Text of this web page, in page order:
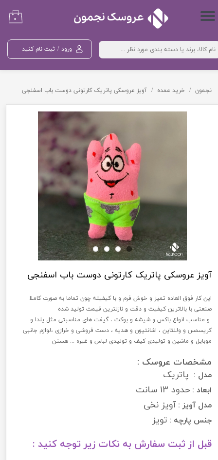
ورود / ثبت نام کنید
حساب کاربری من
تغییر گذر واژه
خروج از حساب کاربری
۰
نجمون خرید عمده آویز عروسکی پاتریک کارتونی دوست باب اسفنجی
آویز عروسکی پاتریک کارتونی دوست باب اسفنجی
این کار فوق العاده تمیز و خوش فرم و با کیفیته چون تماما به صورت کاملا
صنعتی با بالاترین کیفیت و دقت و نازلترین قیمت تولید شده
و مناسب انواع باکس و شیشه و بوکت ، گیفت های مناسبتی مثل یلدا و
کریسمس و ولنتاین ، اشانتیون و هدیه ، دست فروشی و خرازی ،لوازم جانبی
موبایل و ماشین و تولیدی کیف و تولیدی لباس و غیره ... هستن
مشخصات عروسک :
مدل : پاتریک
ابعاد :حدود 13 سانت
مدل آویز :آویز نخی
جنس پارچه : تویز
قبل از ثبت سفارش به نکات زیر توجه کنید :